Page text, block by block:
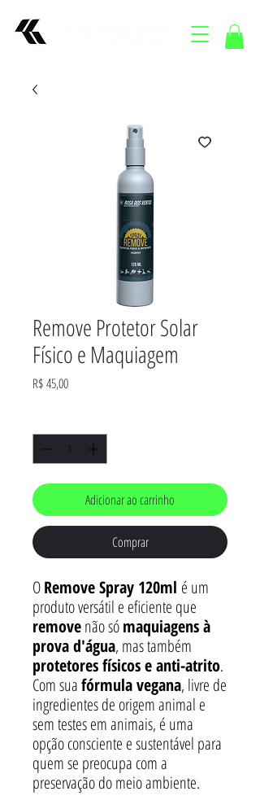
Remove Protetor Solar
Físico e Maquiagem
R$ 45,00Preço
Adicionar ao carrinho
Comprar
ORemove Spray 120ml é um
produto versátil e eficiente que
removenão sómaquiagens à
prova d'água, mas também
protetores físicos e anti-atrito.
Com suafórmula vegana, livre de
ingredientes de origem animal e
sem testes em animais, é uma
opção consciente e sustentável para
quem se preocupa com a
preservação do meio ambiente.